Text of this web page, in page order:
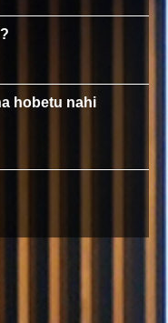
hobetu nahi